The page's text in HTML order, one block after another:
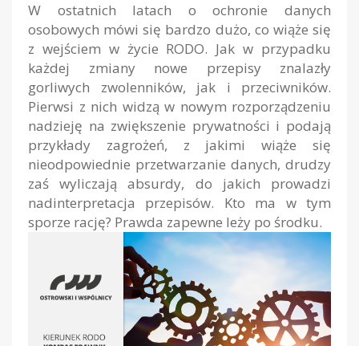
W ostatnich latach o ochronie danych
osobowych mówi się bardzo dużo, co wiąże się
z wejściem w życie RODO. Jak w przypadku
każdej zmiany nowe przepisy znalazły
gorliwych zwolenników, jak i przeciwników.
Pierwsi z nich widzą w nowym rozporządzeniu
nadzieję na zwiększenie prywatności i podają
przykłady zagrożeń, z jakimi wiąże się
nieodpowiednie przetwarzanie danych, drudzy
zaś wyliczają absurdy, do jakich prowadzi
nadinterpretacja przepisów. Kto ma w tym
sporze rację? Prawda zapewne leży po środku.